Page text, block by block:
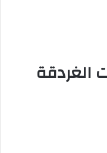
الغردقة